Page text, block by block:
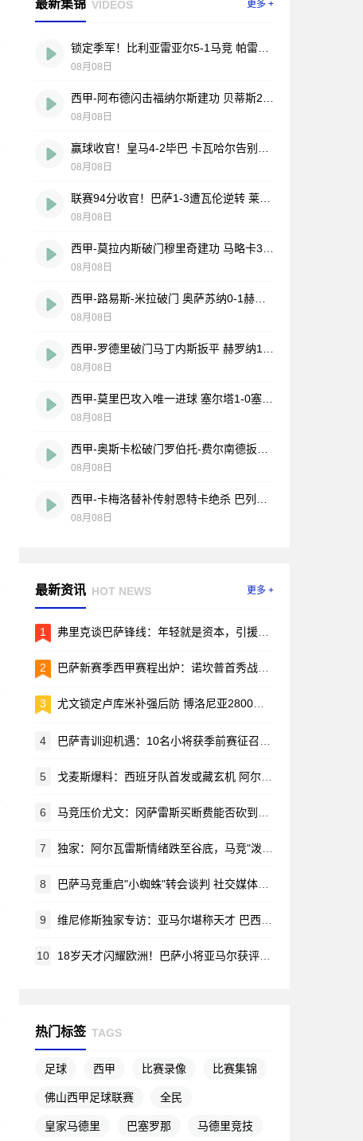
最新集锦 VIDEOS 更多 +
08月08日
08月08日
08月08日
08月08日
08月08日
08月08日
08月08日
08月08日
08月08日
08月08日
最新资讯 HOT NEWS 更多 +
1 弗里克谈巴萨锋线：年轻就是资本，引援的事儿先放放
2 巴萨新赛季西甲赛程出炉：诺坎普首秀战毕包，两回合国家德比引爆焦点
3 尤文锁定卢库米补强后防 博洛尼亚2800万欧要价成转会关键
4 巴萨青训迎机遇：10名小将获季前赛征召令 哈姆扎等新星在列
5 戈麦斯爆料：西班牙队首发或藏玄机 阿尔瓦雷斯锁定马竞新赛季蓝图
6 马竞压价尤文：冈萨雷斯买断费能否砍到2000万？
7 独家：阿尔瓦雷斯情绪跌至谷底，马竞"泼脏水"言论激怒阿根廷新星
8 巴萨马竞重启"小蜘蛛"转会谈判 社交媒体风波无碍交易推进
9 维尼修斯独家专访：亚马尔堪称天才 巴西渴望重夺世界杯荣耀
10 18岁天才闪耀欧洲！巴萨小将亚马尔获评赛季最佳新星
热门标签 TAGS
足球 西甲 比赛录像 比赛集锦
佛山西甲足球联赛 全民
皇家马德里 巴塞罗那 马德里竞技